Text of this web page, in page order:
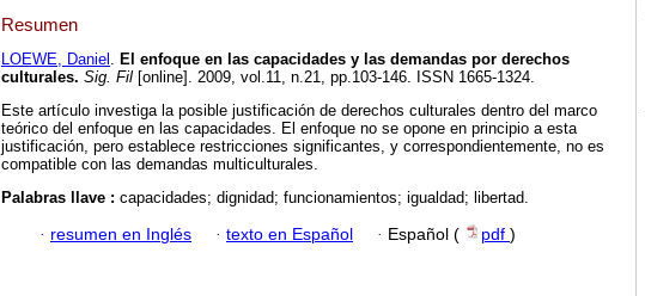
Resumen
LOEWE, Daniel . El enfoque en las capacidades y las demandas por derechos
culturales. Sig. Fil [online]. 2009, vol.11, n.21, pp.103-146. ISSN 1665-1324.
Este artículo investiga la posible justificación de derechos culturales dentro del marco
teórico del enfoque en las capacidades. El enfoque no se opone en principio a esta
justificación, pero establece restricciones significantes, y correspondientemente, no es
compatible con las demandas multiculturales.
Palabras llave : capacidades; dignidad; funcionamientos; igualdad; libertad.
· resumen en Inglés · texto en Español · Español ( pdf )